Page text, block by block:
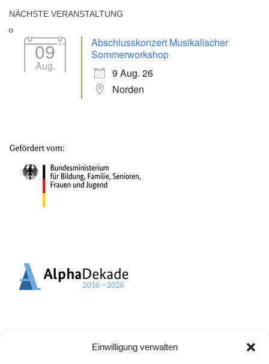
Einwilligung verwalten
NÄCHSTE VERANSTALTUNG
09
Aug.
Abschlusskonzert Musikalischer
Sommerworkshop
9 Aug. 26
Norden